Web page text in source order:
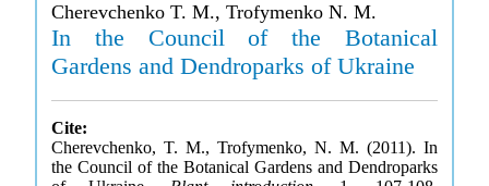
Cherevchenko T. M., Trofymenko N. M.
In the Council of the Botanical
Gardens and Dendroparks of Ukraine
Cite:
Cherevchenko, T. M., Trofymenko, N. M. (2011). In
the Council of the Botanical Gardens and Dendroparks